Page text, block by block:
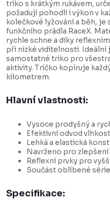
triko s krátkým rukávem,
požadují pohodlí i výkon v
kolečkové lyžování a běh, je
funkčního prádla RaceX.
rychle schne a díky
při nízké viditelnosti. Ideální
samostatné triko pro
aktivity. Tričko kopíruje
kilometrem.
Hlavní vlastnosti:
Vysoce prodyšný a
Efektivní odvod
Lehká a elastická
Navrženo pro zlepšení
Reflexní prvky pro
Součást oblíbené
Specifikace: